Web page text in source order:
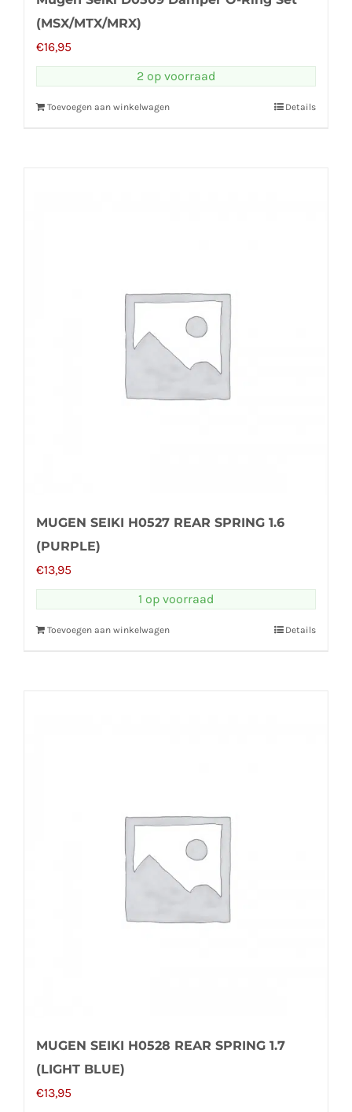
(MSX/MTX/MRX)
€16,95
2 op voorraad
Toevoegen aan winkelwagen Details
MUGEN SEIKI H0527 REAR SPRING 1.6
(PURPLE)
€13,95
1 op voorraad
Toevoegen aan winkelwagen Details
MUGEN SEIKI H0528 REAR SPRING 1.7
(LIGHT BLUE)
€13,95